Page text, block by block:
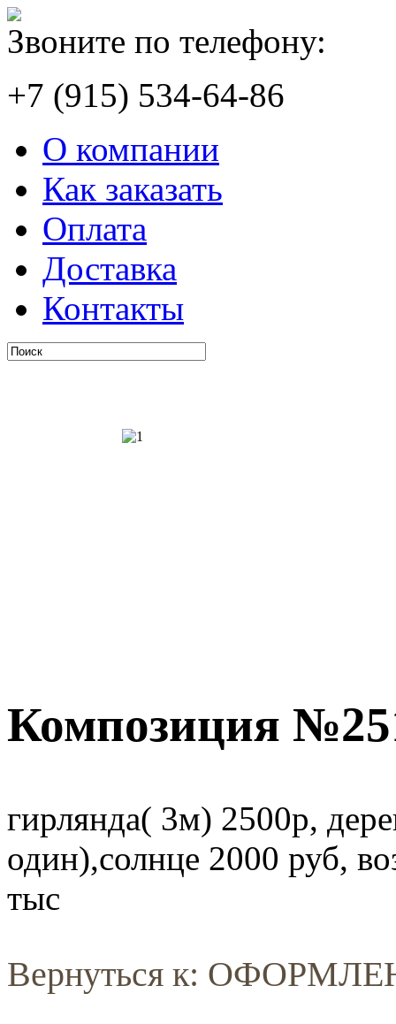
Звоните по телефону:
+7 (915) 534-64-86
О компании
Как заказать
Оплата
Доставка
Контакты
Композиция
гирлянда( 3м) 2500р,
один),солнце 2000 руб,
тыс
Вернуться к: